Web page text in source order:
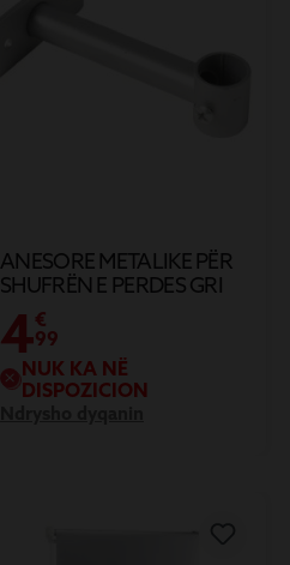
ANESORE METALIKE PËR
SHUFRËN E PERDES GRI
Ø1.6XL11CM
4€
99
NUK KA NË
DISPOZICION